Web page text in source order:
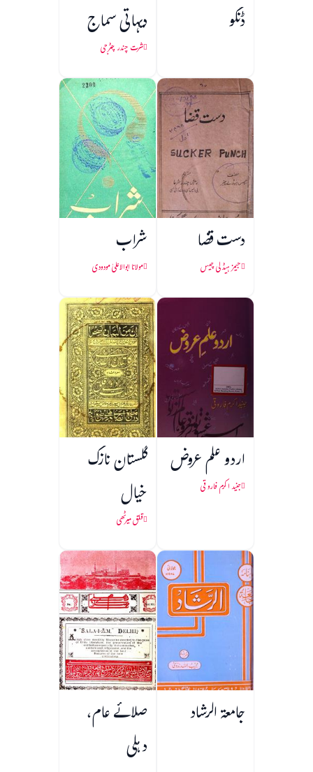
ڈنگو دیہاتی سماج
شرت چندر چٹرجی
دست قضا
جیمز ہیڈلی چیس
شراب
مولانا ابوالاعلیٰ مودودی
اردو علم عروض
جنید اکرم فاروقی
گلستان نازک
خیال
قلق میرٹھی
جامعۃ الرشاد صلائے عام،
دہلی